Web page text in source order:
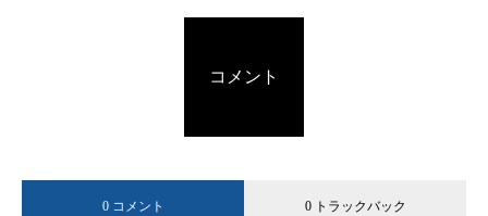
コメント
0 コメント 0 トラックバック